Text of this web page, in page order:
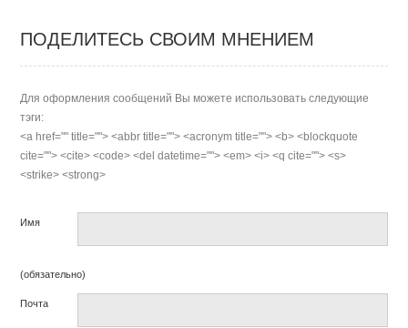
ПОДЕЛИТЕСЬ СВОИМ МНЕНИЕМ
Для оформления сообщений Вы можете использовать следующие
тэги:
<a href="" title=""> <abbr title=""> <acronym title=""> <b> <blockquote
cite=""> <cite> <code> <del datetime=""> <em> <i> <q cite=""> <s>
<strike> <strong>
Имя
(обязательно)
Почта